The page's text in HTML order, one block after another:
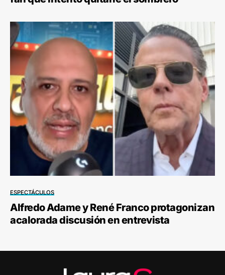
ESPECTÁCULOS
Alfredo Adame y René Franco protagonizan
acalorada discusión en entrevista